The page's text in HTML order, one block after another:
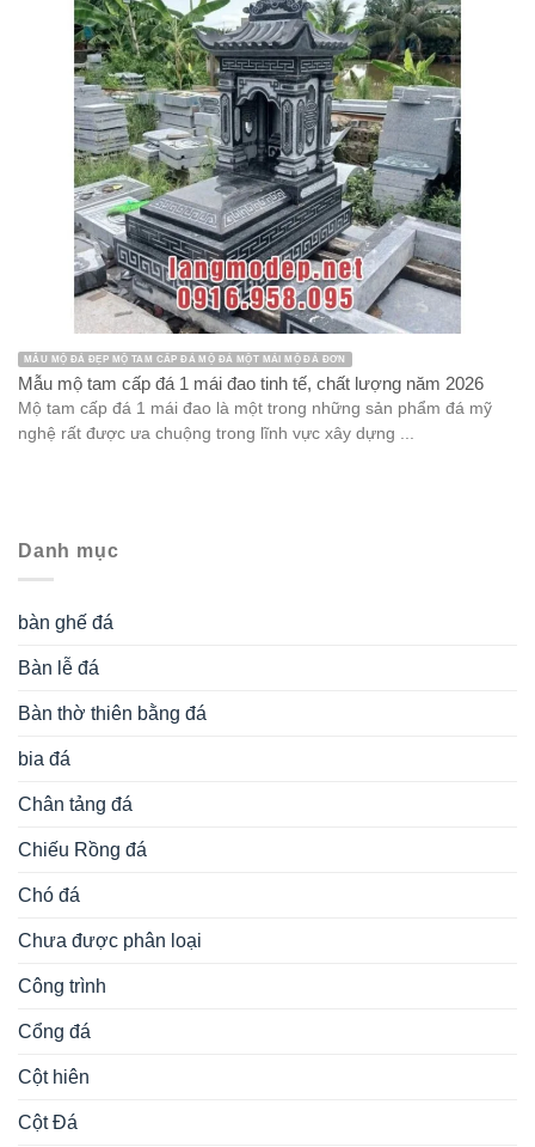
MẪU MỘ ĐÁ ĐẸP MỘ TAM CẤP ĐÁ MỘ ĐÁ MỘT MÁI MỘ ĐÁ ĐƠN
Mẫu mộ tam cấp đá 1 mái đao tinh tế, chất lượng năm 2026
Mộ tam cấp đá 1 mái đao là một trong những sản phẩm đá mỹ
nghệ rất được ưa chuộng trong lĩnh vực xây dựng ...
Danh mục
bàn ghế đá
Bàn lễ đá
Bàn thờ thiên bằng đá
bia đá
Chân tảng đá
Chiếu Rồng đá
Chó đá
Chưa được phân loại
Công trình
Cổng đá
Cột hiên
Cột Đá